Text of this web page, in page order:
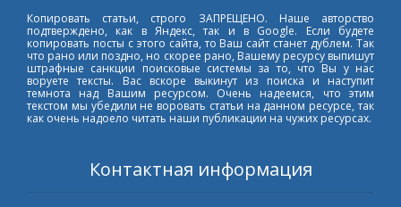
Копировать статьи, строго ЗАПРЕЩЕНО. Наше авторство
подтверждено, как в Яндекс, так и в Google. Если будете
копировать посты с этого сайта, то Ваш сайт станет дублем. Так
что рано или поздно, но скорее рано, Вашему ресурсу выпишут
штрафные санкции поисковые системы за то, что Вы у нас
воруете тексты. Вас вскоре выкинут из поиска и наступит
темнота над Вашим ресурсом. Очень надеемся, что этим
текстом мы убедили не воровать статьи на данном ресурсе, так
как очень надоело читать наши публикации на чужих ресурсах.
Контактная информация